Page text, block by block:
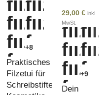
+8
Praktisches
Filzetui für
Schreibstifte,
29,00 € inkl.
MwSt.
+9
Dein